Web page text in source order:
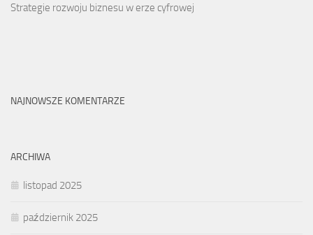
Strategie rozwoju biznesu w erze cyfrowej
NAJNOWSZE KOMENTARZE
ARCHIWA
listopad 2025
październik 2025